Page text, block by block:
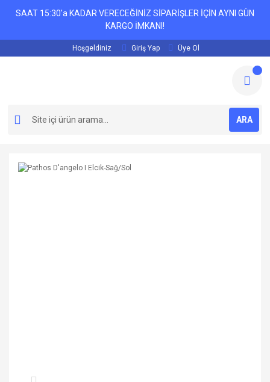
SAAT 15:30'a KADAR VERECEĞİNİZ SİPARİŞLER İÇİN AYNI GÜN
KARGO İMKANI!
Hoşgeldiniz Giriş Yap Üye Ol
ARA